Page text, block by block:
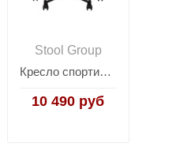
Stool Group
Кресло спортивное TopChairs Shadow бело-черный
10 490 руб